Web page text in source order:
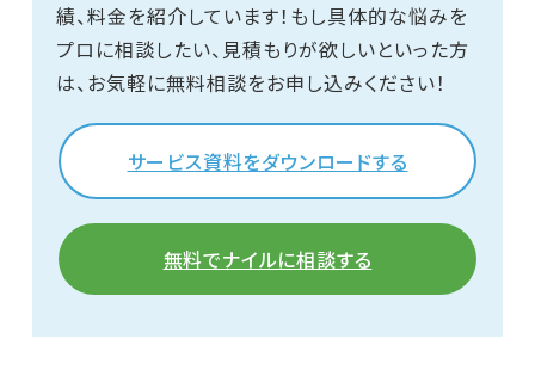
績、料金を紹介しています！もし具体的な悩みを
プロに相談したい、見積もりが欲しいといった方
は、お気軽に無料相談をお申し込みください！
サービス資料をダウンロードする
無料でナイルに相談する